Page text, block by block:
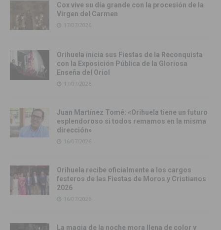
Cox vive su día grande con la procesión de la
Virgen del Carmen
17/07/2026
Orihuela inicia sus Fiestas de la Reconquista
con la Exposición Pública de la Gloriosa
Enseña del Oriol
17/07/2026
Juan Martínez Tomé: «Orihuela tiene un futuro
esplendoroso si todos remamos en la misma
dirección»
16/07/2026
Orihuela recibe oficialmente a los cargos
festeros de las Fiestas de Moros y Cristianos
2026
16/07/2026
La magia de la noche mora llena de color y